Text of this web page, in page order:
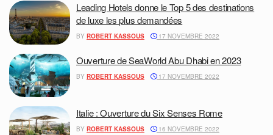
Leading Hotels donne le Top 5 des destinations
de luxe les plus demandées
BY ROBERT KASSOUS 17 NOVEMBRE 2022
Ouverture de SeaWorld Abu Dhabi en 2023
BY ROBERT KASSOUS 17 NOVEMBRE 2022
Italie : Ouverture du Six Senses Rome
BY ROBERT KASSOUS 16 NOVEMBRE 2022